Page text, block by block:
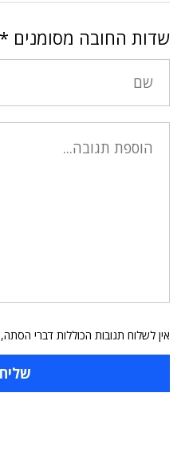
שדות החובה מסומנים *
אין לשלוח תגובות הכוללות דברי